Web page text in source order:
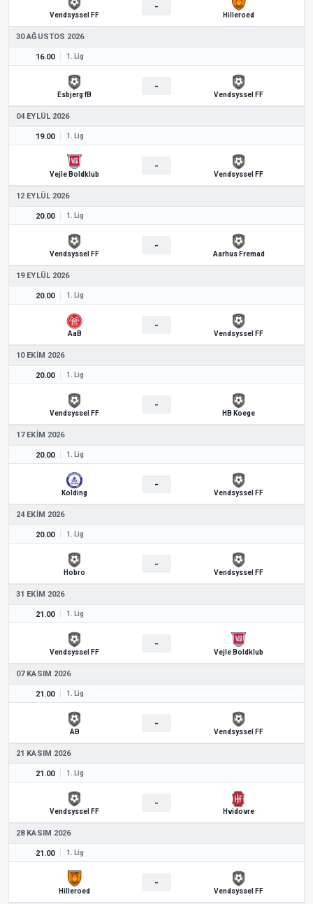
Vendsyssel FF
-
Hilleroed
30 AĞUSTOS 2026
16.00 1. Lig
Esbjerg fB
-
Vendsyssel FF
04 EYLÜL 2026
19.00 1. Lig
Vejle Boldklub
-
Vendsyssel FF
12 EYLÜL 2026
20.00 1. Lig
Vendsyssel FF
-
Aarhus Fremad
19 EYLÜL 2026
20.00 1. Lig
AaB
-
Vendsyssel FF
10 EKIM 2026
20.00 1. Lig
Vendsyssel FF
-
HB Koege
17 EKIM 2026
20.00 1. Lig
Kolding
-
Vendsyssel FF
24 EKIM 2026
20.00 1. Lig
Hobro
-
Vendsyssel FF
31 EKIM 2026
21.00 1. Lig
Vendsyssel FF
-
Vejle Boldklub
07 KASIM 2026
21.00 1. Lig
AB
-
Vendsyssel FF
21 KASIM 2026
21.00 1. Lig
Vendsyssel FF
-
Hvidovre
28 KASIM 2026
21.00 1. Lig
Hilleroed
-
Vendsyssel FF